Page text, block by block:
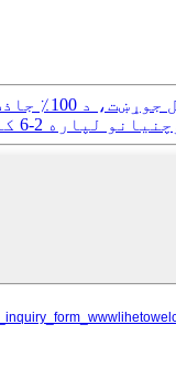
په کشن تولیه کې